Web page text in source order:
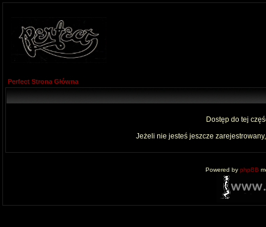
Perfect Strona Główna
Dostęp do tej
Jeżeli nie jesteś jeszcze
Powered by phpBB